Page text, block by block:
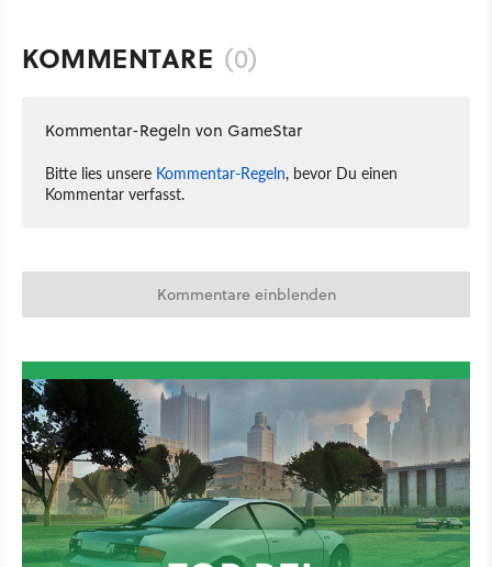
KOMMENTARE (0)
Kommentar-Regeln von GameStar
Bitte lies unsere Kommentar-Regeln, bevor Du einen
Kommentar verfasst.
Kommentare einblenden